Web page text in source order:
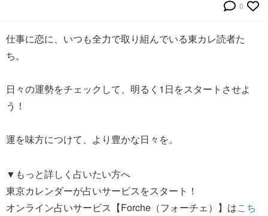
0
仕事に恋に、いつも全力で取り組んでいる東カレ読者た
ち。
日々の運勢をチェックして、明るく1日をスタートさせよ
う！
運を味方につけて、より豊かな日々を。
▼もっと詳しく占いたい方へ
東京カレンダーが占いサービスをスタート！
オンライン占いサービス【Forche（フォーチェ）】はこち